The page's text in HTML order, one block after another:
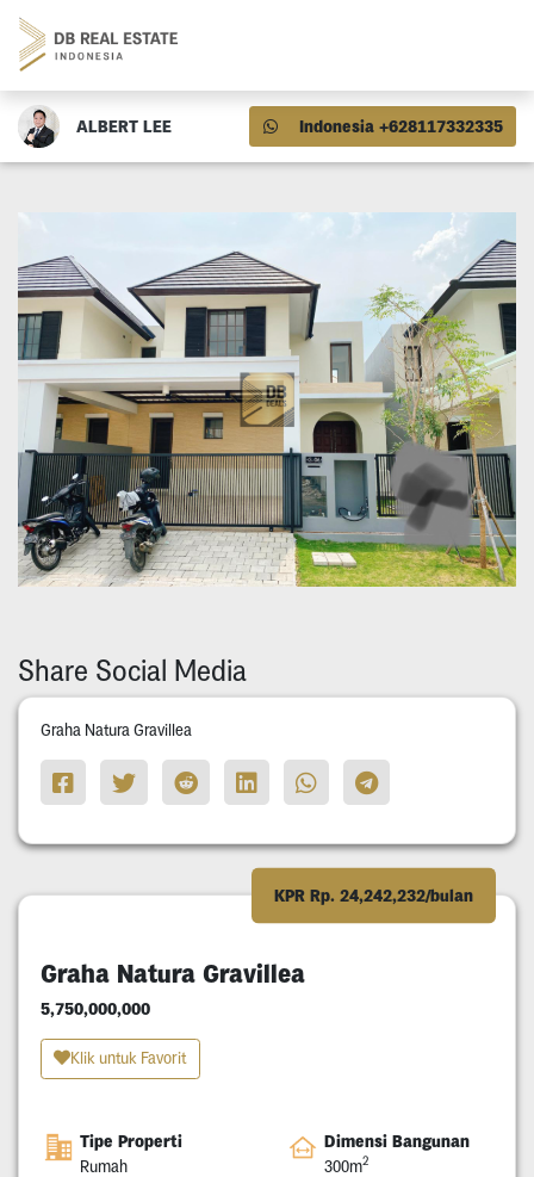
ALBERT LEE Indonesia +628117332335
Share Social Media
Graha Natura Gravillea
KPR Rp. 24,242,232/bulan
Graha Natura Gravillea
5,750,000,000
Klik untuk Favorit
Tipe Properti
Rumah
Dimensi Bangunan
300m2